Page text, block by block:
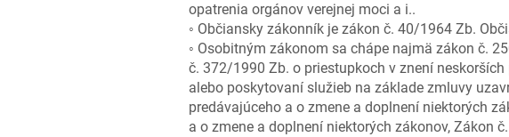
opatrenia orgánov verejnej moci a i..
◦ Občiansky zákonník je zákon č. 40/1964 Zb.
◦ Osobitným zákonom sa chápe najmä zákon č.
č. 372/1990 Zb. o priestupkoch v znení
alebo poskytovaní služieb na základe zmluvy
predávajúceho a o zmene a doplnení niektorých
a o zmene a doplnení niektorých zákonov, Zákon